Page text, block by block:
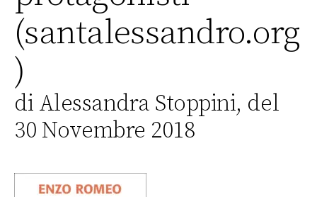
(santalessandro.org
)
di Alessandra Stoppini, del
30 Novembre 2018